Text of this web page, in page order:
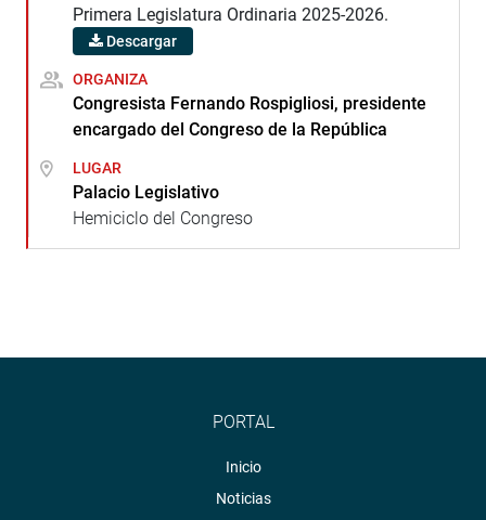
Primera Legislatura Ordinaria 2025-2026.
Descargar
ORGANIZA
Congresista Fernando Rospigliosi, presidente
encargado del Congreso de la República
LUGAR
Palacio Legislativo
Hemiciclo del Congreso
PORTAL
Inicio
Noticias